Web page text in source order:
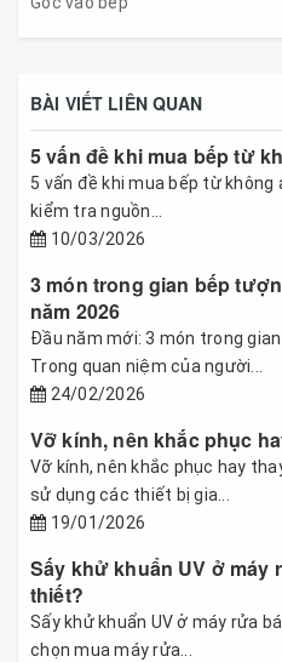
BÀI VIẾT LIÊN QUAN
5 vấn đề khi mua bếp từ
5 vấn đề khi mua bếp từ không
kiểm tra nguồn...
10/03/2026
3 món trong gian bếp
năm 2026
Đầu năm mới: 3 món trong
Trong quan niệm của người...
24/02/2026
Vỡ kính, nên khắc phục
Vỡ kính, nên khắc phục hay
sử dụng các thiết bị gia...
19/01/2026
Sấy khử khuẩn UV ở máy
thiết?
Sấy khử khuẩn UV ở máy rửa
chọn mua máy rửa...